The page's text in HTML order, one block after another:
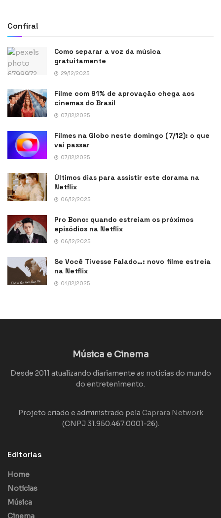
Confira!
Como separar a voz da música
gratuitamente
29/12/2025
Filme com 91% de aprovação chega aos
cinemas do Brasil
07/12/2025
Filmes na Globo neste domingo (7/12): o que
vai passar
07/12/2025
Últimos dias para assistir este dorama na
Netflix
06/12/2025
Pro Bono: quando estreiam os próximos
episódios na Netflix
06/12/2025
Se Você Tivesse Falado…: novo filme estreia
na Netflix
04/12/2025
Música e Cinema
Desde 2011 atualizando diariamente as notícias do mundo
do entretenimento.
Projeto criado e administrado pela Caprara Network
(CNPJ 31.950.467.0001-26).
Editorias
Home
Notícias
Música
Cinema